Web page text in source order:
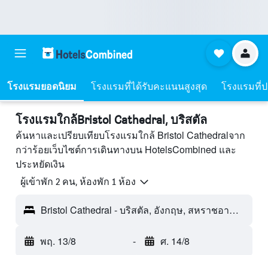
โรงแรมยอดนิยม โรงแรมที่ได้รับคะแนนสูงสุด โรงแรมที่
โรงแรมใกล้Bristol Cathedral, บริสตัล
ค้นหาและเปรียบเทียบโรงแรมใกล้ Bristol Cathedralจาก
กว่าร้อยเว็บไซต์การเดินทางบน HotelsCombined และ
ประหยัดเงิน
ผู้เข้าพัก 2 คน, ห้องพัก 1 ห้อง
Bristol Cathedral - บริสตัล, อังกฤษ, สหราชอาณาจักร
พฤ. 13/8 - ศ. 14/8